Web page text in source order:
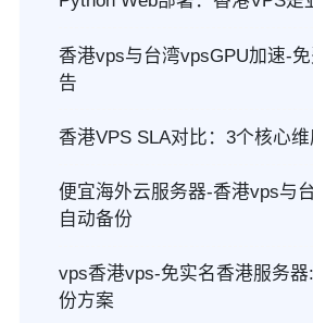
香港vps与台湾vpsGPU加速-
告
香港VPS SLA对比：3个核心
便宜海外云服务器-香港vps与
自动备份
vps香港vps-免实名香港服务器
份方案